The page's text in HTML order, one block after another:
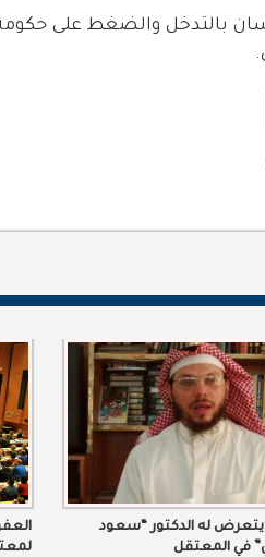
بالتدخل والضغط على
له الدكتور “سعود
في المعتقل